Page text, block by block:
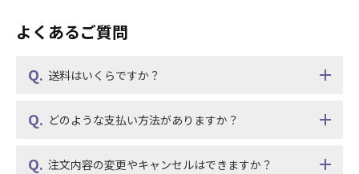
よくあるご質問
送料はいくらですか？
どのような支払い方法がありますか？
注文内容の変更やキャンセルはできますか？